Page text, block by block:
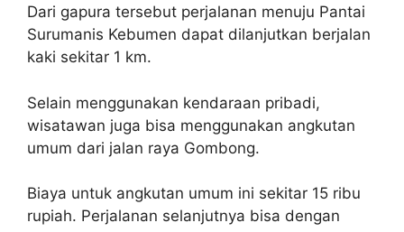
Dari gapura tersebut perjalanan menuju Pantai
Surumanis Kebumen dapat dilanjutkan berjalan
kaki sekitar 1 km.
Selain menggunakan kendaraan pribadi,
wisatawan juga bisa menggunakan angkutan
umum dari jalan raya Gombong.
Biaya untuk angkutan umum ini sekitar 15 ribu
rupiah. Perjalanan selanjutnya bisa dengan